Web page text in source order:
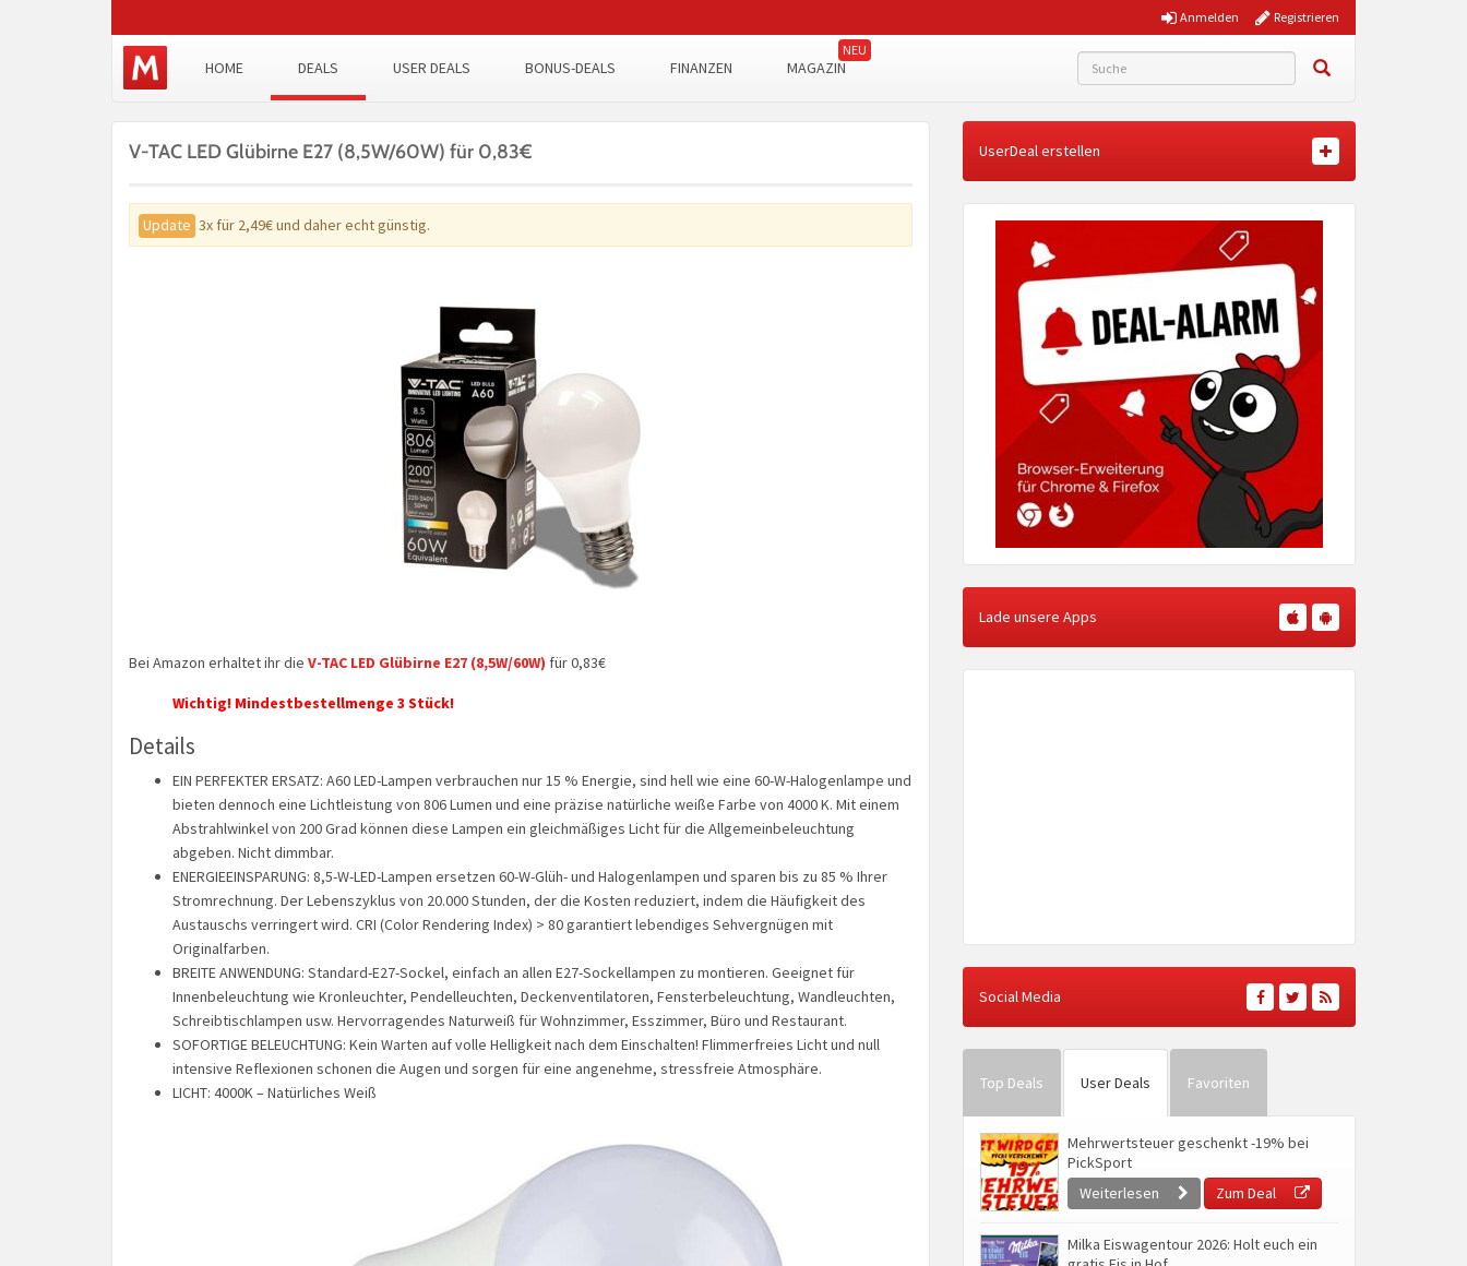
Registrieren
Anmelden
HOME DEALS USER DEALS BONUS-DEALS FINANZEN MAGAZIN
V-TAC LED Glübirne E27 (8,5W/60W) für 0,83€
Update 3x für 2,49€ und daher echt günstig.
Bei Amazon erhaltet ihr die V-TAC LED Glübirne E27 (8,5W/60W) für 0,83€
Wichtig! Mindestbestellmenge 3 Stück!
Details
EIN PERFEKTER ERSATZ: A60 LED-Lampen verbrauchen nur 15 % Energie, sind hell wie eine 60-W-Halogenlampe und
bieten dennoch eine Lichtleistung von 806 Lumen und eine präzise natürliche weiße Farbe von 4000 K. Mit einem
Abstrahlwinkel von 200 Grad können diese Lampen ein gleichmäßiges Licht für die Allgemeinbeleuchtung
abgeben. Nicht dimmbar.
ENERGIEEINSPARUNG: 8,5-W-LED-Lampen ersetzen 60-W-Glüh- und Halogenlampen und sparen bis zu 85 % Ihrer
Stromrechnung. Der Lebenszyklus von 20.000 Stunden, der die Kosten reduziert, indem die Häufigkeit des
Austauschs verringert wird. CRI (Color Rendering Index) > 80 garantiert lebendiges Sehvergnügen mit
Originalfarben.
BREITE ANWENDUNG: Standard-E27-Sockel, einfach an allen E27-Sockellampen zu montieren. Geeignet für
Innenbeleuchtung wie Kronleuchter, Pendelleuchten, Deckenventilatoren, Fensterbeleuchtung, Wandleuchten,
Schreibtischlampen usw. Hervorragendes Naturweiß für Wohnzimmer, Esszimmer, Büro und Restaurant.
SOFORTIGE BELEUCHTUNG: Kein Warten auf volle Helligkeit nach dem Einschalten! Flimmerfreies Licht und null
intensive Reflexionen schonen die Augen und sorgen für eine angenehme, stressfreie Atmosphäre.
LICHT: 4000K – Natürliches Weiß
UserDeal erstellen
Lade unsere Apps
Social Media
Top Deals User Deals Favoriten
Mehrwertsteuer geschenkt -19% bei
PickSport
Weiterlesen
Zum Deal
Milka Eiswagentour 2026: Holt euch ein